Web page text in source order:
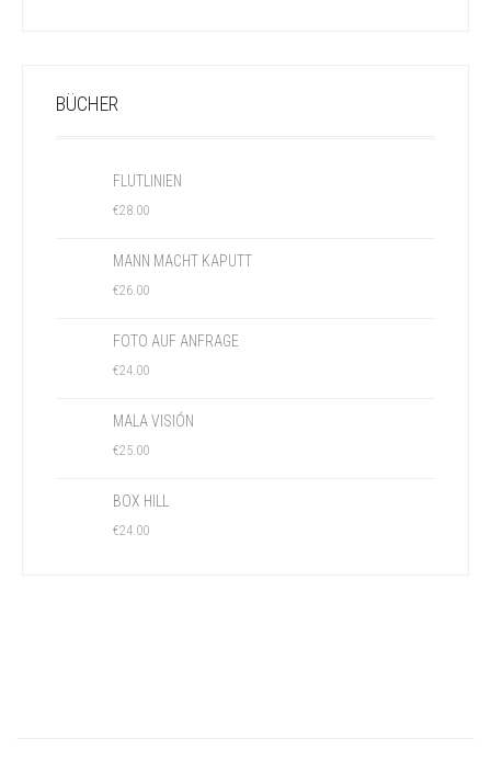
BÜCHER
FLUTLINIEN
€28.00
MANN MACHT KAPUTT
€26.00
FOTO AUF ANFRAGE
€24.00
MALA VISIÓN
€25.00
BOX HILL
€24.00